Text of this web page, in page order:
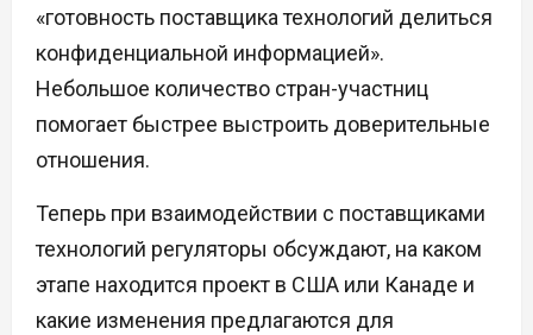
«готовность поставщика технологий делиться
конфиденциальной информацией».
Небольшое количество стран-участниц
помогает быстрее выстроить доверительные
отношения.
Теперь при взаимодействии с поставщиками
технологий регуляторы обсуждают, на каком
этапе находится проект в США или Канаде и
какие изменения предлагаются для